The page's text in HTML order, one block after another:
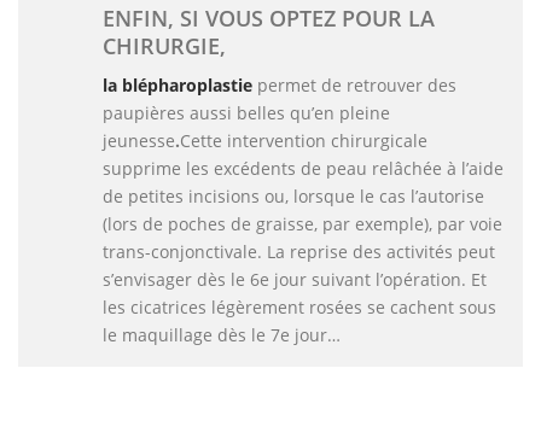
ENFIN, SI VOUS OPTEZ POUR LA
CHIRURGIE,
la blépharoplastie permet de retrouver des
paupières aussi belles qu’en pleine
jeunesse.Cette intervention chirurgicale
supprime les excédents de peau relâchée à l’aide
de petites incisions ou, lorsque le cas l’autorise
(lors de poches de graisse, par exemple), par voie
trans-conjonctivale. La reprise des activités peut
s’envisager dès le 6e jour suivant l’opération. Et
les cicatrices légèrement rosées se cachent sous
le maquillage dès le 7e jour…